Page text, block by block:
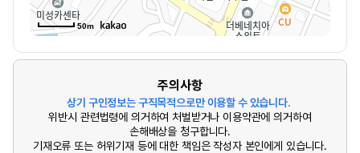
50m
주의사항
상기 구인정보는 구직목적으로만 이용할 수 있습니다.
위반시 관련법령에 의거하여 처벌받거나 이용약관에 의거하여
손해배상을 청구합니다.
기재오류 또는 허위기재 등에 대한 책임은 작성자 본인에게 있습니다.